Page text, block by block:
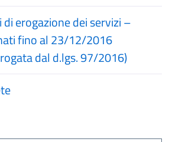
erogazione dei servizi –
fino al 23/12/2016
dal d.lgs. 97/2016)